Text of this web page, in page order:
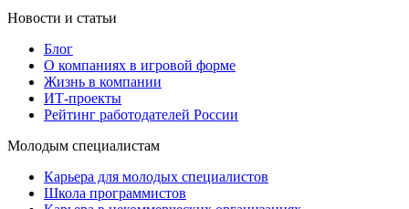
Новости и статьи
Блог
О компаниях в игровой форме
Жизнь в компании
ИТ-проекты
Рейтинг работодателей России
Молодым специалистам
Карьера для молодых специалистов
Школа программистов